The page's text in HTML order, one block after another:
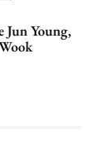
Jun Young,